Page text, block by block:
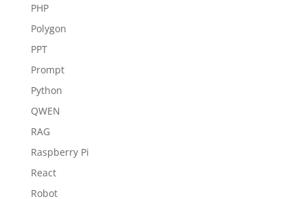
PHP
Polygon
PPT
Prompt
Python
QWEN
RAG
Raspberry Pi
React
Robot